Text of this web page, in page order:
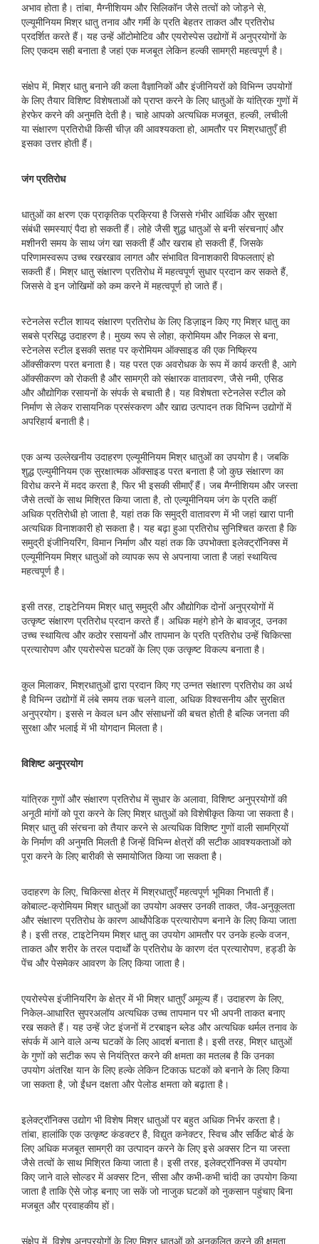
अभाव होता है। तांबा, मैग्नीशियम और सिलिकॉन जैसे तत्वों को जोड़ने से,
एल्यूमीनियम मिश्र धातु तनाव और गर्मी के प्रति बेहतर ताकत और प्रतिरोध
प्रदर्शित करते हैं। यह उन्हें ऑटोमोटिव और एयरोस्पेस उद्योगों में अनुप्रयोगों के
लिए एकदम सही बनाता है जहां एक मजबूत लेकिन हल्की सामग्री महत्वपूर्ण है।
संक्षेप में, मिश्र धातु बनाने की कला वैज्ञानिकों और इंजीनियरों को विभिन्न उपयोगों
के लिए तैयार विशिष्ट विशेषताओं को प्राप्त करने के लिए धातुओं के यांत्रिक गुणों में
हेरफेर करने की अनुमति देती है। चाहे आपको अत्यधिक मजबूत, हल्की, लचीली
या संक्षारण प्रतिरोधी किसी चीज़ की आवश्यकता हो, आमतौर पर मिश्रधातुएँ ही
इसका उत्तर होती हैं।
जंग प्रतिरोध
धातुओं का क्षरण एक प्राकृतिक प्रक्रिया है जिससे गंभीर आर्थिक और सुरक्षा
संबंधी समस्याएं पैदा हो सकती हैं। लोहे जैसी शुद्ध धातुओं से बनी संरचनाएं और
मशीनरी समय के साथ जंग खा सकती हैं और खराब हो सकती हैं, जिसके
परिणामस्वरूप उच्च रखरखाव लागत और संभावित विनाशकारी विफलताएं हो
सकती हैं। मिश्र धातु संक्षारण प्रतिरोध में महत्वपूर्ण सुधार प्रदान कर सकते हैं,
जिससे वे इन जोखिमों को कम करने में महत्वपूर्ण हो जाते हैं।
स्टेनलेस स्टील शायद संक्षारण प्रतिरोध के लिए डिज़ाइन किए गए मिश्र धातु का
सबसे प्रसिद्ध उदाहरण है। मुख्य रूप से लोहा, क्रोमियम और निकल से बना,
स्टेनलेस स्टील इसकी सतह पर क्रोमियम ऑक्साइड की एक निष्क्रिय
ऑक्सीकरण परत बनाता है। यह परत एक अवरोधक के रूप में कार्य करती है, आगे
ऑक्सीकरण को रोकती है और सामग्री को संक्षारक वातावरण, जैसे नमी, एसिड
और औद्योगिक रसायनों के संपर्क से बचाती है। यह विशेषता स्टेनलेस स्टील को
निर्माण से लेकर रासायनिक प्रसंस्करण और खाद्य उत्पादन तक विभिन्न उद्योगों में
अपरिहार्य बनाती है।
एक अन्य उल्लेखनीय उदाहरण एल्यूमीनियम मिश्र धातुओं का उपयोग है। जबकि
शुद्ध एल्युमीनियम एक सुरक्षात्मक ऑक्साइड परत बनाता है जो कुछ संक्षारण का
विरोध करने में मदद करता है, फिर भी इसकी सीमाएँ हैं। जब मैग्नीशियम और जस्ता
जैसे तत्वों के साथ मिश्रित किया जाता है, तो एल्यूमीनियम जंग के प्रति कहीं
अधिक प्रतिरोधी हो जाता है, यहां तक ​​कि समुद्री वातावरण में भी जहां खारा पानी
अत्यधिक विनाशकारी हो सकता है। यह बढ़ा हुआ प्रतिरोध सुनिश्चित करता है कि
समुद्री इंजीनियरिंग, विमान निर्माण और यहां तक ​​कि उपभोक्ता इलेक्ट्रॉनिक्स में
एल्यूमीनियम मिश्र धातुओं को व्यापक रूप से अपनाया जाता है जहां स्थायित्व
महत्वपूर्ण है।
इसी तरह, टाइटेनियम मिश्र धातु समुद्री और औद्योगिक दोनों अनुप्रयोगों में
उत्कृष्ट संक्षारण प्रतिरोध प्रदान करते हैं। अधिक महंगे होने के बावजूद, उनका
उच्च स्थायित्व और कठोर रसायनों और तापमान के प्रति प्रतिरोध उन्हें चिकित्सा
प्रत्यारोपण और एयरोस्पेस घटकों के लिए एक उत्कृष्ट विकल्प बनाता है।
कुल मिलाकर, मिश्रधातुओं द्वारा प्रदान किए गए उन्नत संक्षारण प्रतिरोध का अर्थ
है विभिन्न उद्योगों में लंबे समय तक चलने वाला, अधिक विश्वसनीय और सुरक्षित
अनुप्रयोग। इससे न केवल धन और संसाधनों की बचत होती है बल्कि जनता की
सुरक्षा और भलाई में भी योगदान मिलता है।
विशिष्ट अनुप्रयोग
यांत्रिक गुणों और संक्षारण प्रतिरोध में सुधार के अलावा, विशिष्ट अनुप्रयोगों की
अनूठी मांगों को पूरा करने के लिए मिश्र धातुओं को विशेषीकृत किया जा सकता है।
मिश्र धातु की संरचना को तैयार करने से अत्यधिक विशिष्ट गुणों वाली सामग्रियों
के निर्माण की अनुमति मिलती है जिन्हें विभिन्न क्षेत्रों की सटीक आवश्यकताओं को
पूरा करने के लिए बारीकी से समायोजित किया जा सकता है।
उदाहरण के लिए, चिकित्सा क्षेत्र में मिश्रधातुएँ महत्वपूर्ण भूमिका निभाती हैं।
कोबाल्ट-क्रोमियम मिश्र धातुओं का उपयोग अक्सर उनकी ताकत, जैव-अनुकूलता
और संक्षारण प्रतिरोध के कारण आर्थोपेडिक प्रत्यारोपण बनाने के लिए किया जाता
है। इसी तरह, टाइटेनियम मिश्र धातु का उपयोग आमतौर पर उनके हल्के वजन,
ताकत और शरीर के तरल पदार्थों के प्रतिरोध के कारण दंत प्रत्यारोपण, हड्डी के
पेंच और पेसमेकर आवरण के लिए किया जाता है।
एयरोस्पेस इंजीनियरिंग के क्षेत्र में भी मिश्र धातुएँ अमूल्य हैं। उदाहरण के लिए,
निकेल-आधारित सुपरअलॉय अत्यधिक उच्च तापमान पर भी अपनी ताकत बनाए
रख सकते हैं। यह उन्हें जेट इंजनों में टरबाइन ब्लेड और अत्यधिक थर्मल तनाव के
संपर्क में आने वाले अन्य घटकों के लिए आदर्श बनाता है। इसी तरह, मिश्र धातुओं
के गुणों को सटीक रूप से नियंत्रित करने की क्षमता का मतलब है कि उनका
उपयोग अंतरिक्ष यान के लिए हल्के लेकिन टिकाऊ घटकों को बनाने के लिए किया
जा सकता है, जो ईंधन दक्षता और पेलोड क्षमता को बढ़ाता है।
इलेक्ट्रॉनिक्स उद्योग भी विशेष मिश्र धातुओं पर बहुत अधिक निर्भर करता है।
तांबा, हालांकि एक उत्कृष्ट कंडक्टर है, विद्युत कनेक्टर, स्विच और सर्किट बोर्ड के
लिए अधिक मजबूत सामग्री का उत्पादन करने के लिए इसे अक्सर टिन या जस्ता
जैसे तत्वों के साथ मिश्रित किया जाता है। इसी तरह, इलेक्ट्रॉनिक्स में उपयोग
किए जाने वाले सोल्डर में अक्सर टिन, सीसा और कभी-कभी चांदी का उपयोग किया
जाता है ताकि ऐसे जोड़ बनाए जा सकें जो नाजुक घटकों को नुकसान पहुंचाए बिना
मजबूत और प्रवाहकीय हों।
संक्षेप में, विशेष अनुप्रयोगों के लिए मिश्र धातुओं को अनुकूलित करने की क्षमता